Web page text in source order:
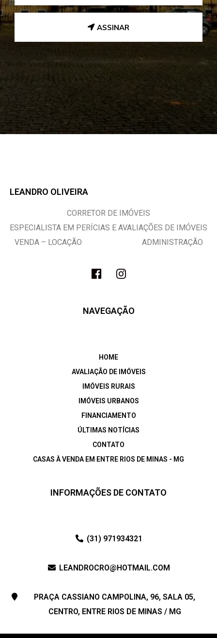
ASSINAR
LEANDRO OLIVEIRA
CORRETOR DE IMÓVEIS
ESPECIALISTA EM PERÍCIAS E AVALIAÇÕES DE IMÓVEIS
VENDA – LOCAÇÃO ADMINISTRAÇÃO
NAVEGAÇÃO
HOME
AVALIAÇÃO DE IMÓVEIS
IMÓVEIS RURAIS
IMÓVEIS URBANOS
FINANCIAMENTO
ÚLTIMAS NOTÍCIAS
CONTATO
CASAS À VENDA EM ENTRE RIOS DE MINAS - MG
INFORMAÇÕES DE CONTATO
(31) 971934321
LEANDROCRO@HOTMAIL.COM
PRAÇA CASSIANO CAMPOLINA, 96, SALA 05,
CENTRO, ENTRE RIOS DE MINAS / MG